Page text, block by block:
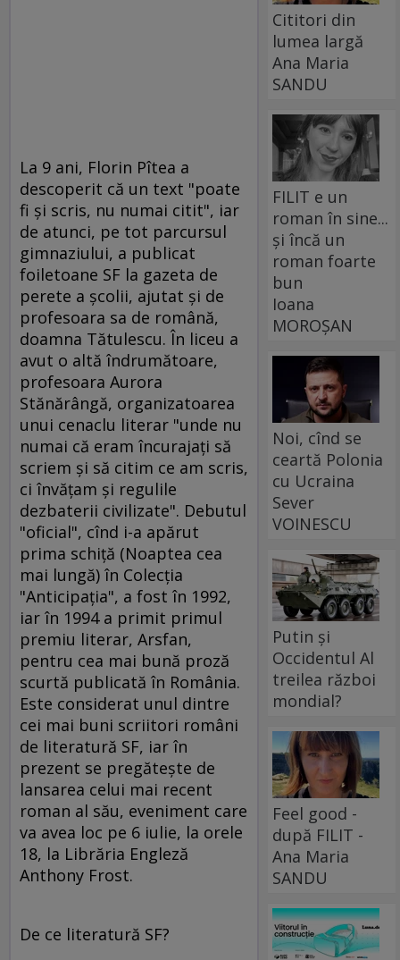
La 9 ani, Florin Pîtea a
descoperit că un text "poate
fi şi scris, nu numai citit", iar
de atunci, pe tot parcursul
gimnaziului, a publicat
foiletoane SF la gazeta de
perete a şcolii, ajutat şi de
profesoara sa de română,
doamna Tătulescu. În liceu a
avut o altă îndrumătoare,
profesoara Aurora
Stănărângă, organizatoarea
unui cenaclu literar "unde nu
numai că eram încurajaţi să
scriem şi să citim ce am scris,
ci învăţam şi regulile
dezbaterii civilizate". Debutul
"oficial", cînd i-a apărut
prima schiţă (Noaptea cea
mai lungă) în Colecţia
"Anticipaţia", a fost în 1992,
iar în 1994 a primit primul
premiu literar, Arsfan,
pentru cea mai bună proză
scurtă publicată în România.
Este considerat unul dintre
cei mai buni scriitori români
de literatură SF, iar în
prezent se pregăteşte de
lansarea celui mai recent
roman al său, eveniment care
va avea loc pe 6 iulie, la orele
18, la Librăria Engleză
Anthony Frost.
De ce literatură SF?
Cititori din
lumea largă
Ana Maria
SANDU
FILIT e un
roman în sine...
și încă un
roman foarte
bun
Ioana
MOROȘAN
Noi, cînd se
ceartă Polonia
cu Ucraina
Sever
VOINESCU
Putin și
Occidentul Al
treilea război
mondial?
Feel good -
după FILIT -
Ana Maria
SANDU